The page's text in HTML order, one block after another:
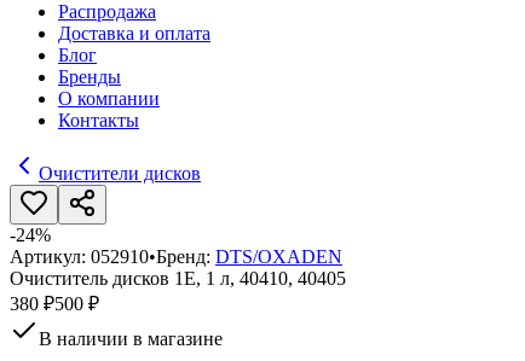
Распродажа
Доставка и оплата
Блог
Бренды
О компании
Контакты
Очистители дисков
-24%
Артикул: 052910•Бренд: DTS/OXADEN
Очиститель дисков 1E, 1 л, 40410, 40405
380 ₽500 ₽
В наличии в магазине